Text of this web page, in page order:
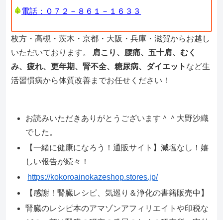
電話：０７２－８６１－１６３３
枚方・高槻・茨木・京都・大阪・兵庫・滋賀からお越し
いただいております。
肩こり、腰痛、五十肩、むく
み、疲れ、更年期、腎不全、糖尿病、ダイエット など生
活習慣病から体質改善までお任せください！
お読みいただきありがとうございます＾＾大野沙織
でした。
【一緒に健康になろう！通販サイト】減塩なし！嬉
しい報告が続々！
https://kokoroainokazeshop.stores.jp/
【感謝！腎臓レシピ、気巡り＆浄化の書籍販売中】
腎臓のレシピ本のアマゾンアフィリエイトや印税な